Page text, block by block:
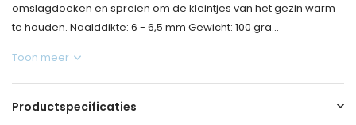
omslagdoeken en spreien om de kleintjes van het gezin warm
te houden. Naalddikte: 6 - 6,5 mm Gewicht: 100 gra...
Toon meer
Productspecificaties